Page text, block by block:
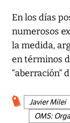
En los días
numerosos
la medida,
en términos
“aberración”
Javier Milei
OMS: